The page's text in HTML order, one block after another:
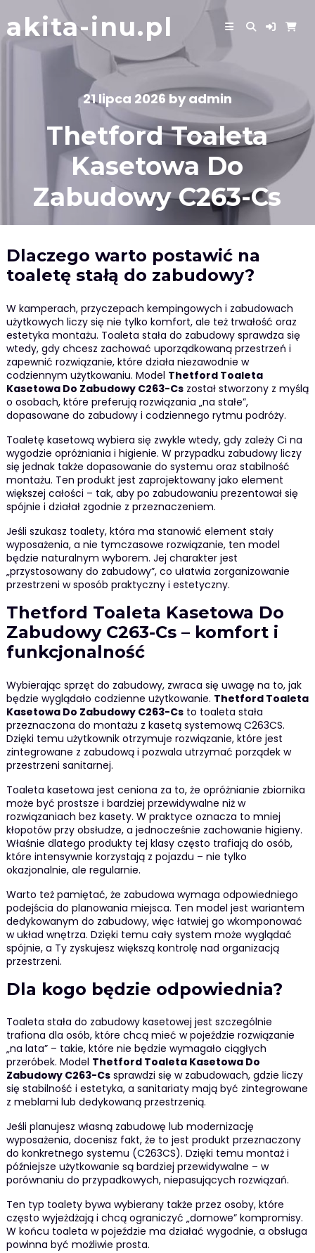
to
content
akita-inu.pl
21 lipca 2026 byadmin
Thetford Toaleta
Kasetowa Do
Zabudowy C263-Cs
Dlaczego warto postawić na
toaletę stałą do zabudowy?
W kamperach, przyczepach kempingowych i zabudowach
użytkowych liczy się nie tylko komfort, ale też trwałość oraz
estetyka montażu. Toaleta stała do zabudowy sprawdza się
wtedy, gdy chcesz zachować uporządkowaną przestrzeń i
zapewnić rozwiązanie, które działa niezawodnie w
codziennym użytkowaniu. Model Thetford Toaleta
Kasetowa Do Zabudowy C263-Cszostał stworzony z myślą
o osobach, które preferują rozwiązania „na stałe”,
dopasowane do zabudowy i codziennego rytmu podróży.
Toaletę kasetową wybiera się zwykle wtedy, gdy zależy Ci na
wygodzie opróżniania i higienie. W przypadku zabudowy liczy
się jednak także dopasowanie do systemu oraz stabilność
montażu. Ten produkt jest zaprojektowany jako element
większej całości – tak, aby po zabudowaniu prezentował się
spójnie i działał zgodnie z przeznaczeniem.
Jeśli szukasz toalety, która ma stanowić element stały
wyposażenia, a nie tymczasowe rozwiązanie, ten model
będzie naturalnym wyborem. Jej charakter jest
„przystosowany do zabudowy”, co ułatwia zorganizowanie
przestrzeni w sposób praktyczny i estetyczny.
Thetford Toaleta Kasetowa Do
Zabudowy C263-Cs – komfort i
funkcjonalność
Wybierając sprzęt do zabudowy, zwraca się uwagę na to, jak
będzie wyglądało codzienne użytkowanie. Thetford Toaleta
Kasetowa Do Zabudowy C263-Csto toaleta stała
przeznaczona do montażu z kasetą systemową C263CS.
Dzięki temu użytkownik otrzymuje rozwiązanie, które jest
zintegrowane z zabudową i pozwala utrzymać porządek w
przestrzeni sanitarnej.
Toaleta kasetowa jest ceniona za to, że opróżnianie zbiornika
może być prostsze i bardziej przewidywalne niż w
rozwiązaniach bez kasety. W praktyce oznacza to mniej
kłopotów przy obsłudze, a jednocześnie zachowanie higieny.
Właśnie dlatego produkty tej klasy często trafiają do osób,
które intensywnie korzystają z pojazdu – nie tylko
okazjonalnie, ale regularnie.
Warto też pamiętać, że zabudowa wymaga odpowiedniego
podejścia do planowania miejsca. Ten model jest wariantem
dedykowanym do zabudowy, więc łatwiej go wkomponować
w układ wnętrza. Dzięki temu cały system może wyglądać
spójnie, a Ty zyskujesz większą kontrolę nad organizacją
przestrzeni.
Dla kogo będzie odpowiednia?
Toaleta stała do zabudowy kasetowej jest szczególnie
trafiona dla osób, które chcą mieć w pojeździe rozwiązanie
„na lata” – takie, które nie będzie wymagało ciągłych
przeróbek. Model Thetford Toaleta Kasetowa Do
Zabudowy C263-Cssprawdzi się w zabudowach, gdzie liczy
się stabilność i estetyka, a sanitariaty mają być zintegrowane
z meblami lub dedykowaną przestrzenią.
Jeśli planujesz własną zabudowę lub modernizację
wyposażenia, docenisz fakt, że to jest produkt przeznaczony
do konkretnego systemu (C263CS). Dzięki temu montaż i
późniejsze użytkowanie są bardziej przewidywalne – w
porównaniu do przypadkowych, niepasujących rozwiązań.
Ten typ toalety bywa wybierany także przez osoby, które
często wyjeżdżają i chcą ograniczyć „domowe” kompromisy.
W końcu toaleta w pojeździe ma działać wygodnie, a obsługa
powinna być możliwie prosta.